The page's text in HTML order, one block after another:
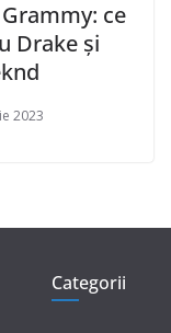
ce
Drake și
2023
Categorii